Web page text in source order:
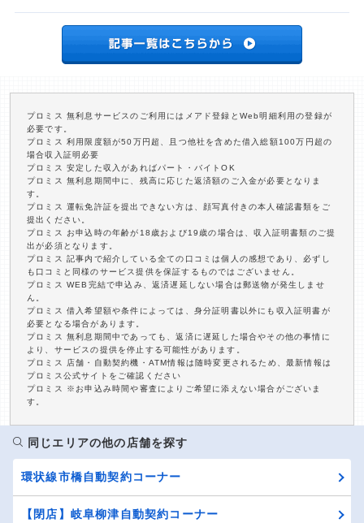
プロミス 無利息サービスのご利用にはメアド登録とWeb明細利用の登録が
必要です。
プロミス 利用限度額が50万円超、且つ他社を含めた借入総額100万円超の
場合収入証明必要
プロミス 安定した収入があればパート・バイトOK
プロミス 無利息期間中に、残高に応じた返済額のご入金が必要となりま
す。
プロミス 運転免許証を提出できない方は、顔写真付きの本人確認書類をご
提出ください。
プロミス お申込時の年齢が18歳および19歳の場合は、収入証明書類のご提
出が必須となります。
プロミス 記事内で紹介している全ての口コミは個人の感想であり、必ずし
も口コミと同様のサービス提供を保証するものではございません。
プロミス WEB完結で申込み、返済遅延しない場合は郵送物が発生しませ
ん。
プロミス 借入希望額や条件によっては、身分証明書以外にも収入証明書が
必要となる場合があります。
プロミス 無利息期間中であっても、返済に遅延した場合やその他の事情に
より、サービスの提供を停止する可能性があります。
プロミス 店舗・自動契約機・ATM情報は随時変更されるため、最新情報は
プロミス公式サイトをご確認ください
プロミス ※お申込み時間や審査によりご希望に添えない場合がございま
す。
同じエリアの他の店舗を探す
環状線市橋自動契約コーナー
【閉店】岐阜柳津自動契約コーナー